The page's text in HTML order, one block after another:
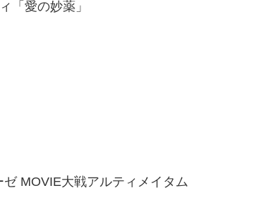
「愛の妙薬」
MOVIE大戦アルティメイタム